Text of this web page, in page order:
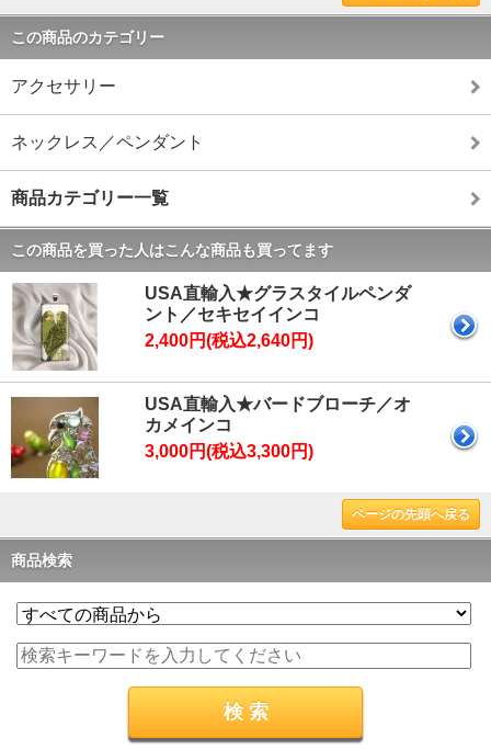
この商品のカテゴリー
アクセサリー
ネックレス／ペンダント
商品カテゴリー一覧
この商品を買った人はこんな商品も買ってます
USA直輸入★グラスタイルペンダ
ント／セキセイインコ
2,400円(税込2,640円)
USA直輸入★バードブローチ／オ
カメインコ
3,000円(税込3,300円)
ページの先頭へ戻る
商品検索